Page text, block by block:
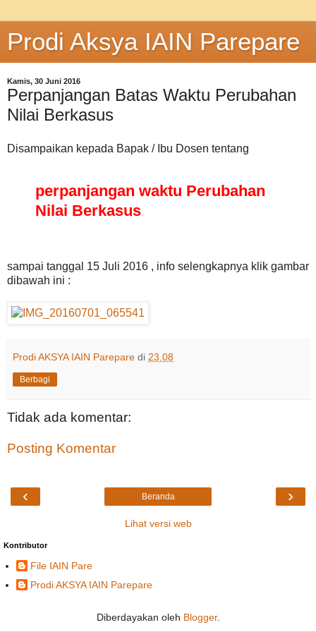
Prodi Aksya IAIN Parepare
Kamis, 30 Juni 2016
Perpanjangan Batas Waktu Perubahan
Nilai Berkasus
Disampaikan kepada Bapak / Ibu Dosen tentang
perpanjangan waktu Perubahan
Nilai Berkasus
sampai tanggal 15 Juli 2016 , info selengkapnya klik gambar
dibawah ini :
Prodi AKSYA IAIN Parepare di 23.08
Berbagi
Tidak ada komentar:
Posting Komentar
‹ ›
Beranda
Lihat versi web
Kontributor
File IAIN Pare
Prodi AKSYA IAIN Parepare
Diberdayakan oleh Blogger.